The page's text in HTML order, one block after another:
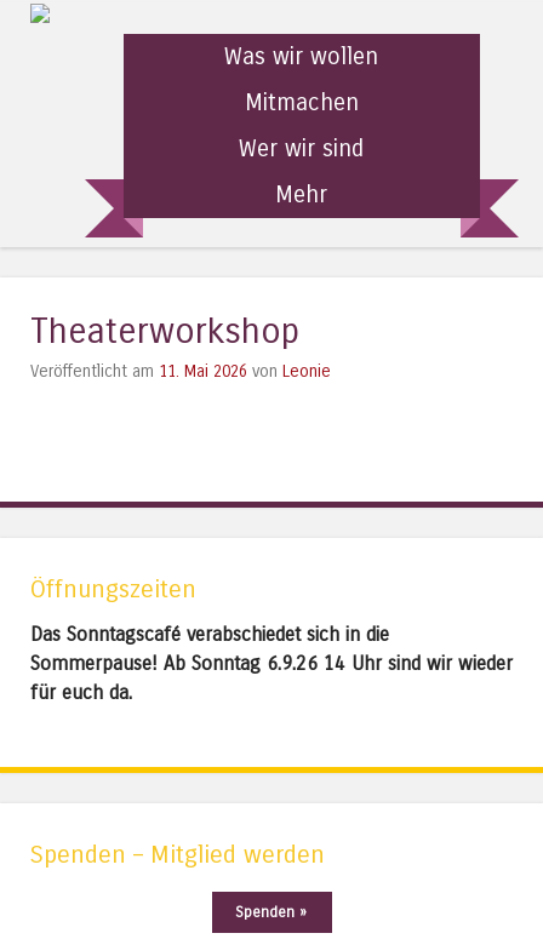
Was wir wollen
Mitmachen
Wer wir sind
Mehr
Theaterworkshop
Veröffentlicht am 11. Mai 2026 von Leonie
Öffnungszeiten
Das Sonntagscafé verabschiedet sich in die
Sommerpause! Ab Sonntag 6.9.26 14 Uhr sind wir wieder
für euch da.
Spenden – Mitglied werden
Spenden »